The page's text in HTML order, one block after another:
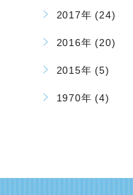
2017年 (24)
2016年 (20)
2015年 (5)
1970年 (4)